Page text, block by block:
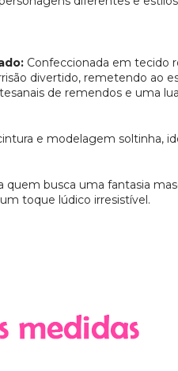
Confeccionada em tecido
divertido, remetendo ao
de remendos e uma
e modelagem soltinha,
quem busca uma fantasia
toque lúdico irresistível.